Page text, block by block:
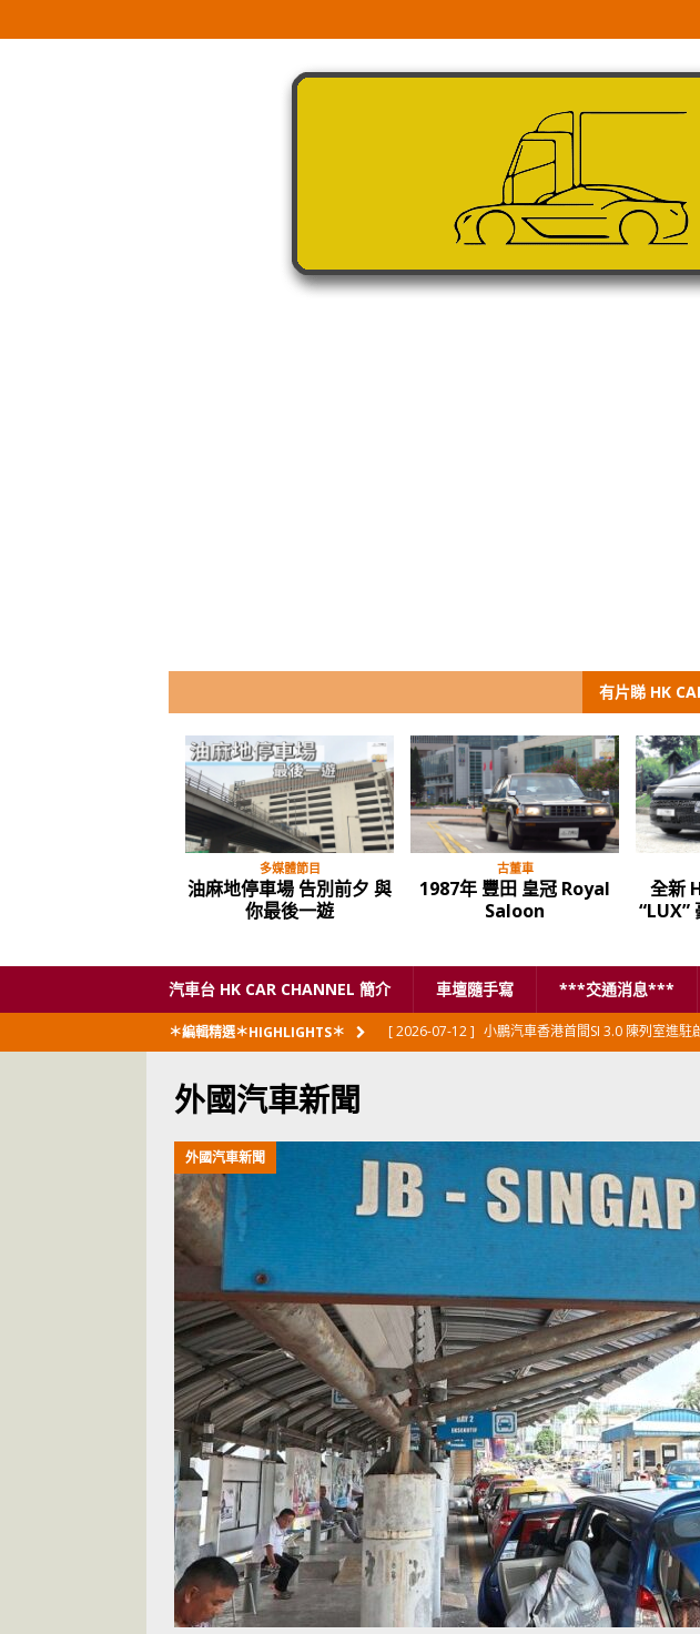
有片睇 HK
多媒體節目
油麻地停車場 告別前夕 與
你最後一遊
古董車
1987年 豐田 皇冠 Royal
Saloon
全新
“LUX”
汽車台 HK CAR CHANNEL 簡介 車壇隨手寫 ***交通消息***
＊編輯精選＊HIGHLIGHTS＊ [ 2026-07-12 ] 小鵬汽車香港首間SI 3.0 陳列室進駐
[ 2026-06-12 ] 「香港車仔展2026」再嚟喇
汽車
[ 2026-06-08 ]
新加坡組屋區輕型商用車停車場減租
[ 2026-06-08 ]
UBER 香港七宗罪之「第七宗罪」一
UBER 香港七宗罪之「第六宗罪」
世紀一跣
交通評論
[ 2026-05-28 ] UBER 香港七宗罪之「第五宗罪」金
尾
交通評論
[ 2026-05-27 ] 【英國】政府開放申請投入自動駕
[ 2026-05-24 ] UBER 香港七宗罪之「第四宗罪」
你！
交通評論
[ 2026-07-14 ] 荃灣路荔景新出口日日撞，預咗㗎啦
外國汽車新聞
外國汽車新聞